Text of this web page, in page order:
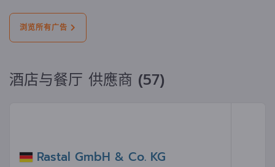
浏览所有广告
酒店与餐厅 供應商 (57)
Rastal GmbH & Co. KG